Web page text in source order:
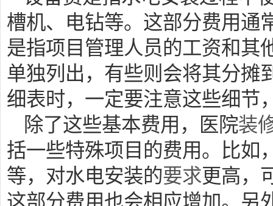
槽机、电钻等。这部分费用通
是指项目管理人员的工资和其
单独列出，有些则会将其分摊
细表时，一定要注意这些细节
除了这些基本费用，医院装
括一些特殊项目的费用。比如
等，对水电安装的要求更高，
这部分费用也会相应增加。另